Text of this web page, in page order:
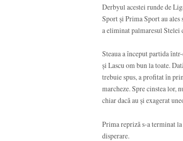
Derbyul acestei runde de
Sport și Prima Sport au
a eliminat palmaresul Stelei
Steaua a început partida
și Lascu om bun la toate.
trebuie spus, a profitat în
marcheze. Spre cinstea lor,
chiar dacă au și exagerat
Prima repriză s-a terminat
disperare.